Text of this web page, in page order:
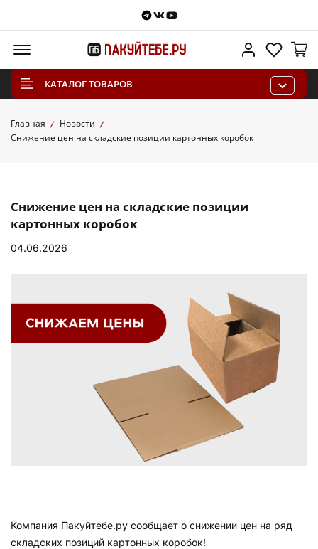
Telegram
VKontakte
Youtube
Личный
КАТАЛОГ ТОВАРОВ
Главная
Новости
Снижение цен на складские позиции картонных коробок
Снижение цен на складские позиции
картонных коробок
04.06.2026
Компания Пакуйтебе.ру сообщает о снижении цен на ряд
складских позиций картонных коробок!